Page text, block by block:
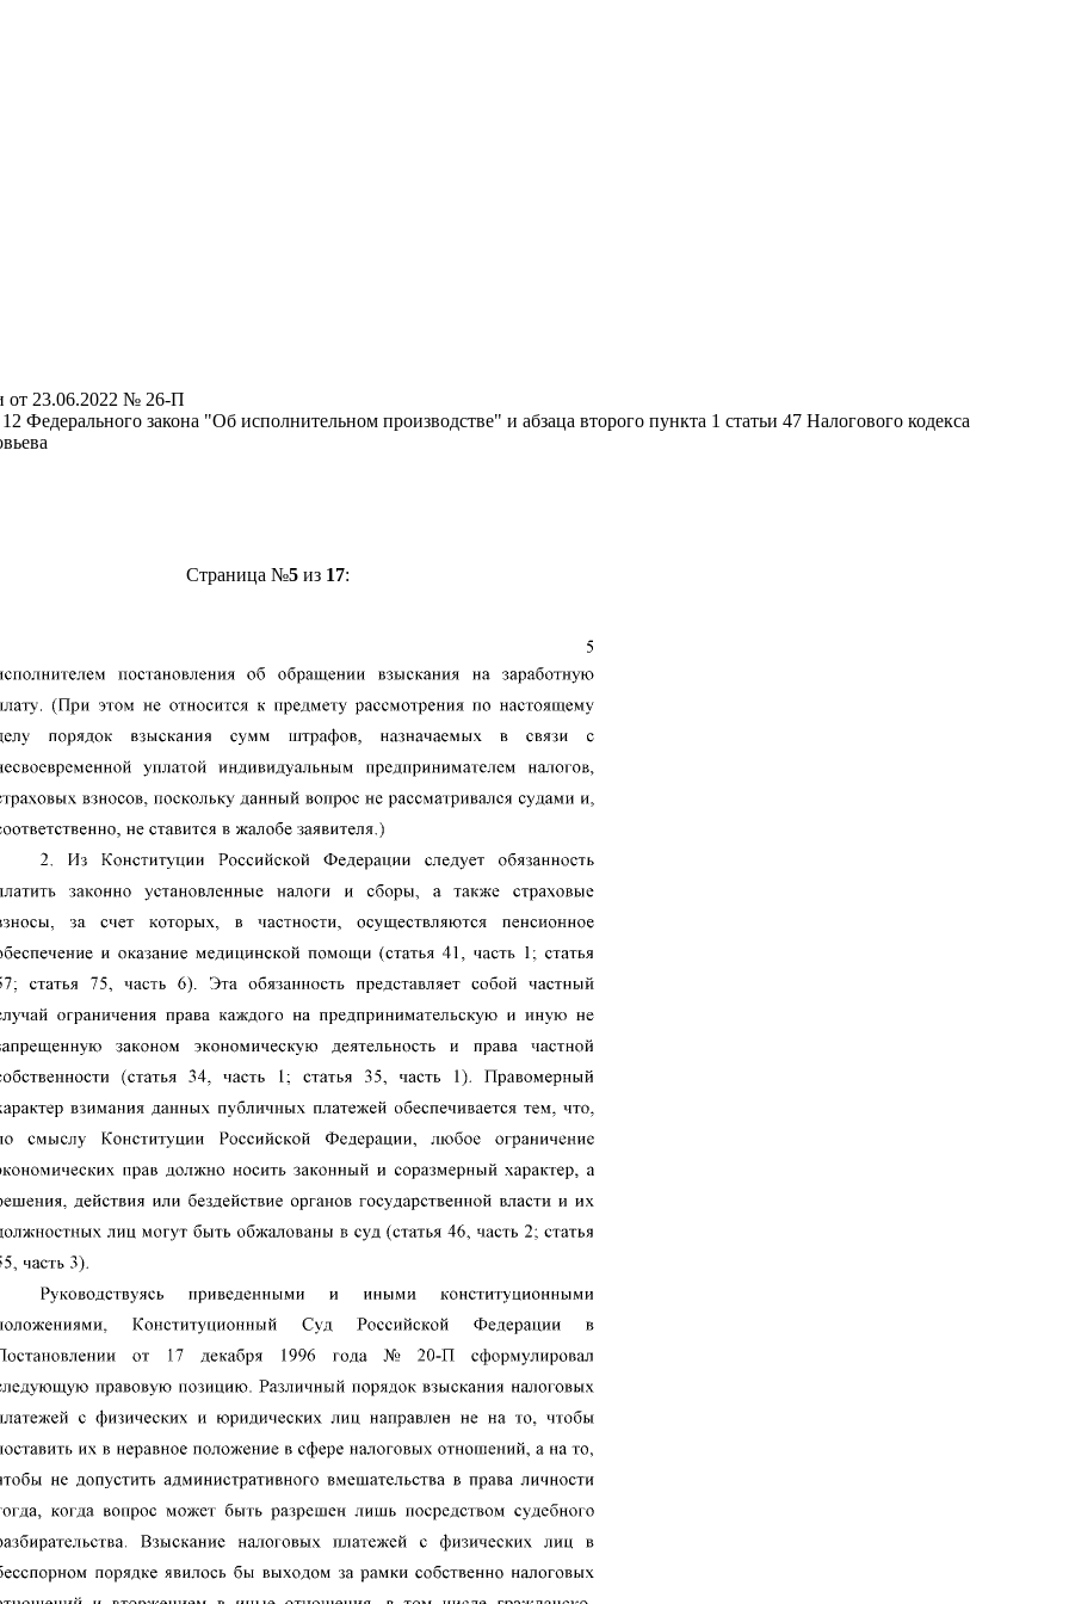
от 23.06.2022 № 26-П
Федерального закона "Об исполнительном производстве" и абзаца второго пункта 1 статьи 47 Налогового кодекса
Страница №5из 17: